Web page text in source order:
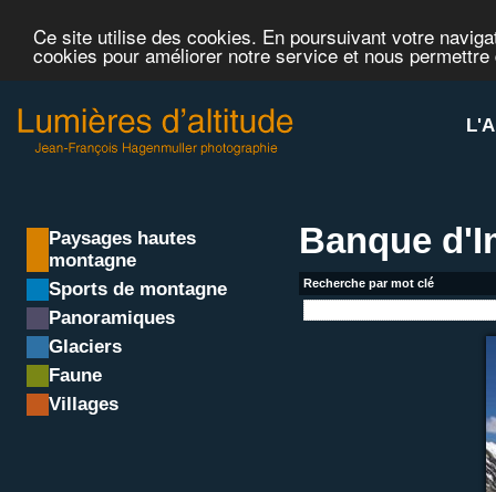
Ce site utilise des cookies. En poursuivant votre
cookies pour améliorer notre service et nous
Paysages hautes
montagne
Sports de montagne
Panoramiques
Glaciers
Faune
Villages
Banque
Recherche par mot clé